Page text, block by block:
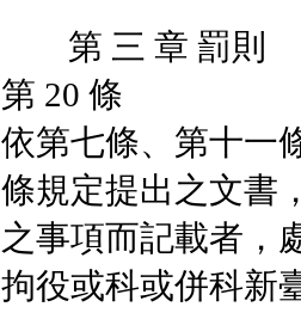
第 三 章 罰則
第 20 條
依第七條、第十一
條規定提出之文書
之事項而記載者，
拘役或科或併科新